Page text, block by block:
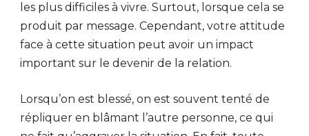
les plus difficiles à vivre. Surtout, lorsque cela se
produit par message. Cependant, votre attitude
face à cette situation peut avoir un impact
important sur le devenir de la relation.
Lorsqu’on est blessé, on est souvent tenté de
répliquer en blâmant l’autre personne, ce qui